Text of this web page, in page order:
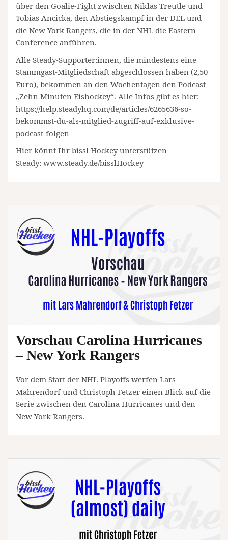
über den Goalie-Fight zwischen Niklas Treutle und
Tobias Ancicka, den Abstiegskampf in der DEL und
die New York Rangers, die in der NHL die Eastern
Conference anführen.
Alle Steady-Supporter:innen, die mindestens eine
Stammgast-Mitgliedschaft abgeschlossen haben (2,50
Euro), bekommen an den Wochentagen den Podcast
„Zehn Minuten Eishockey“. Alle Infos gibt es hier:
https://help.steadyhq.com/de/articles/6265636-so-
bekommst-du-als-mitglied-zugriff-auf-exklusive-
podcast-folgen
Hier könnt Ihr bissl Hockey unterstützen
Steady: www.steady.de/bisslHockey
Vorschau Carolina Hurricanes
– New York Rangers
Vor dem Start der NHL-Playoffs werfen Lars
Mahrendorf und Christoph Fetzer einen Blick auf die
Serie zwischen den Carolina Hurricanes und den
New York Rangers.